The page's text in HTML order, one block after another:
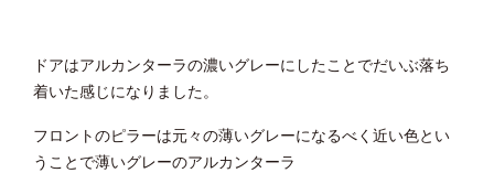
ドアはアルカンターラの濃いグレーにしたことでだいぶ落ち
着いた感じになりました。
フロントのピラーは元々の薄いグレーになるべく近い色とい
うことで薄いグレーのアルカンターラ